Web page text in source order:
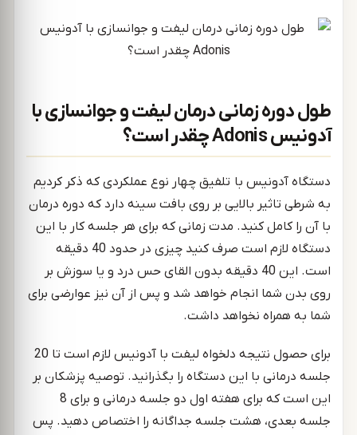
طول دوره زمانی درمان لیفت و جوانسازی با
آدونیس Adonis چقدر است؟
دستگاه آدونیس با تلفیق چهار نوع عملکردی که ذکر کردیم
به شرطی تاثیر بالایی بر روی بافت سینه دارد که دوره درمان
با آن را کامل کنید. مدت زمانی که برای هر جلسه کار با این
دستگاه لازم است صرف کنید چیزی در حدود 40 دقیقه
است. این 40 دقیقه بدون القای حس درد و یا سوزش بر
روی بدن شما انجام خواهد شد و پس از آن نیز عوارضی برای
شما به همراه نخواهد داشت.
برای حصول نتیجه دلخواه لیفت با آدونیس لازم است تا 20
جلسه درمانی با این دستگاه را بگذرانید. توصیه پزشکان بر
این است که برای هفته اول دو جلسه درمانی و برای 8
جلسه بعدی، هشت جلسه جداگانه را اختصاص دهید. پس